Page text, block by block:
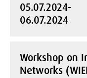
05.07.2024-
06.07.2024
Workshop on
Networks